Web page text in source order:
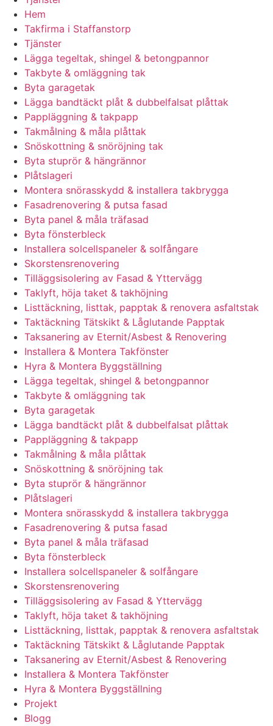
Hem
Takfirma i Staffanstorp
Tjänster
Lägga tegeltak, shingel & betongpannor
Takbyte & omläggning tak
Byta garagetak
Lägga bandtäckt plåt & dubbelfalsat plåttak
Pappläggning & takpapp
Takmålning & måla plåttak
Snöskottning & snöröjning tak
Byta stuprör & hängrännor
Plåtslageri
Montera snörasskydd & installera takbrygga
Fasadrenovering & putsa fasad
Byta panel & måla träfasad
Byta fönsterbleck
Installera solcellspaneler & solfångare
Skorstensrenovering
Tilläggsisolering av Fasad & Yttervägg
Taklyft, höja taket & takhöjning
Listtäckning, listtak, papptak & renovera asfaltstak
Taktäckning Tätskikt & Låglutande Papptak
Taksanering av Eternit/Asbest & Renovering
Installera & Montera Takfönster
Hyra & Montera Byggställning
Lägga tegeltak, shingel & betongpannor
Takbyte & omläggning tak
Byta garagetak
Lägga bandtäckt plåt & dubbelfalsat plåttak
Pappläggning & takpapp
Takmålning & måla plåttak
Snöskottning & snöröjning tak
Byta stuprör & hängrännor
Plåtslageri
Montera snörasskydd & installera takbrygga
Fasadrenovering & putsa fasad
Byta panel & måla träfasad
Byta fönsterbleck
Installera solcellspaneler & solfångare
Skorstensrenovering
Tilläggsisolering av Fasad & Yttervägg
Taklyft, höja taket & takhöjning
Listtäckning, listtak, papptak & renovera asfaltstak
Taktäckning Tätskikt & Låglutande Papptak
Taksanering av Eternit/Asbest & Renovering
Installera & Montera Takfönster
Hyra & Montera Byggställning
Projekt
Blogg